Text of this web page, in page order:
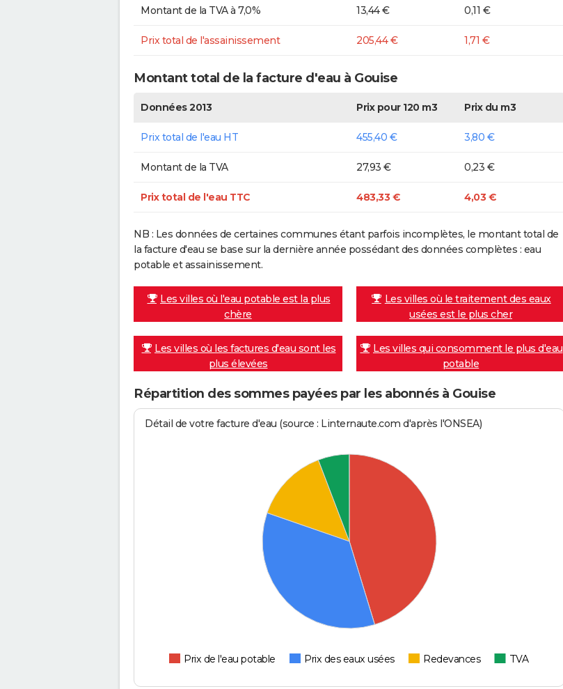
Montant de la TVA à 7,0% 13,44 € 0,11 €
Prix total de l'assainissement 205,44 € 1,71 €
Montant total de la facture d'eau à Gouise
Données 2013 Prix pour 120 m3 Prix du m3
Prix total de l'eau HT 455,40 € 3,80 €
Montant de la TVA 27,93 € 0,23 €
Prix total de l'eau TTC 483,33 € 4,03 €
NB : Les données de certaines communes étant parfois incomplètes, le montant total de
la facture d'eau se base sur la dernière année possédant des données complètes : eau
potable et assainissement.
Les villes où l'eau potable est la plus
chère
Les villes où le traitement des eaux
usées est le plus cher
Les villes où les factures d'eau sont les
plus élevées
Les villes qui consomment le plus d'eau
potable
Répartition des sommes payées par les abonnés à Gouise
Détail de votre facture d'eau (source : Linternaute.com d'après l'ONSEA)
Prix de l'eau potable Prix des eaux usées Redevances TVA